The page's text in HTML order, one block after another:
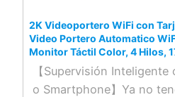
2K Videoportero WiFi con
Video Portero Automatico
Monitor Táctil Color, 4 Hilos,
Bidireccional, Detección
Nocturna, IP66
【Supervisión
o Smartphone】Ya no